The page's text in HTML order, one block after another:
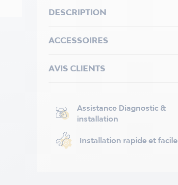
DESCRIPTION
ACCESSOIRES
AVIS CLIENTS
Assistance Diagnostic &
installation
Installation rapide et facile